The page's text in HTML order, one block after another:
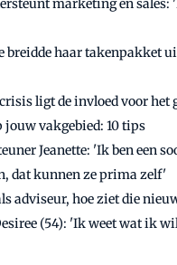
marketing én sales:
breidde haar takenpakket
ligt de invloed voor het
vakgebied: 10 tips
Jeanette: 'Ik ben een
dat kunnen ze prima zelf'
adviseur, hoe ziet die
(54): 'Ik weet wat ik